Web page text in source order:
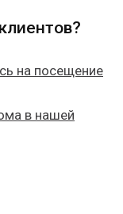
на посещение
в нашей